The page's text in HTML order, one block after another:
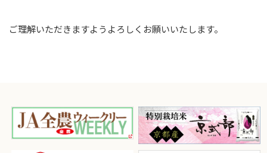
ご理解いただきますようよろしくお願いいたします。